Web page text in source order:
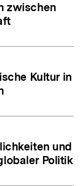
zwischen
Kultur in
und
Politik